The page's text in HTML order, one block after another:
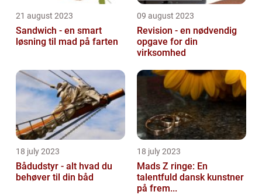
21 august 2023
Sandwich - en smart
løsning til mad på farten
09 august 2023
Revision - en nødvendig
opgave for din
virksomhed
18 july 2023
Bådudstyr - alt hvad du
behøver til din båd
18 july 2023
Mads Z ringe: En
talentfuld dansk kunstner
på frem...